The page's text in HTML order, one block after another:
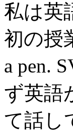
ㅤ私は
初の授
a pen.
ず英語
て話し